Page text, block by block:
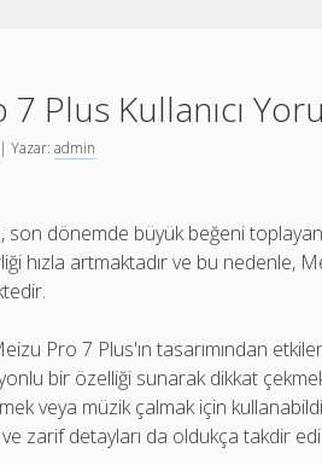
Plus Kullanıcı
Yazar:admin
dönemde büyük beğeni toplayan
hızla artmaktadır ve bu nedenle,
Pro 7 Plus'ın tasarımından
bir özelliği sunarak dikkat
veya müzik çalmak için
ve zarif detayları da oldukça takdir